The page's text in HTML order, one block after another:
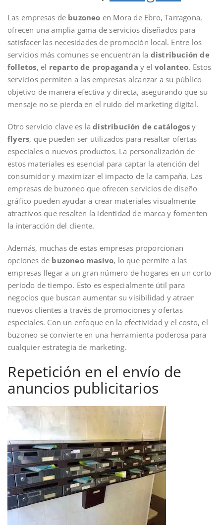
Las empresas de buzoneo en Mora de Ebro, Tarragona,
ofrecen una amplia gama de servicios diseñados para
satisfacer las necesidades de promoción local. Entre los
servicios más comunes se encuentran la distribución de
folletos, el reparto de propaganda y elvolanteo. Estos
servicios permiten a las empresas alcanzar a su público
objetivo de manera efectiva y directa, asegurando que su
mensaje no se pierda en el ruido del marketing digital.
Otro servicio clave es ladistribución de catálogos y
flyers, que pueden ser utilizados para resaltar ofertas
especiales o nuevos productos. La personalización de
estos materiales es esencial para captar la atención del
consumidor y maximizar el impacto de la campaña. Las
empresas de buzoneo que ofrecen servicios de diseño
gráfico pueden ayudar a crear materiales visualmente
atractivos que resalten la identidad de marca y fomenten
la interacción del cliente.
Además, muchas de estas empresas proporcionan
opciones de buzoneo masivo, lo que permite a las
empresas llegar a un gran número de hogares en un corto
período de tiempo. Esto es especialmente útil para
negocios que buscan aumentar su visibilidad y atraer
nuevos clientes a través de promociones y ofertas
especiales. Con un enfoque en la efectividad y el costo, el
buzoneo se convierte en una herramienta poderosa para
cualquier estrategia de marketing.
Repetición en el envío de
anuncios publicitarios